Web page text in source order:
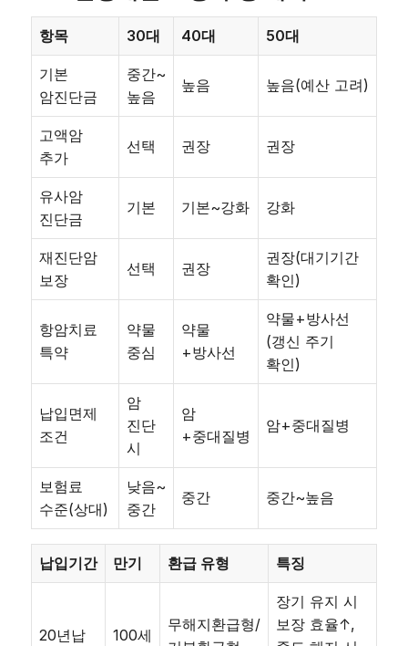
항목 30대 40대 50대
기본
암진단금
중간~
높음
높음 높음(예산 고려)
고액암
추가
선택 권장 권장
유사암
진단금
기본 기본~강화 강화
재진단암
보장
선택 권장
권장(대기기간
확인)
항암치료
특약
약물
중심
약물
+방사선
약물+방사선
(갱신 주기
확인)
납입면제
조건
암
진단
시
암
+중대질병
암+중대질병
보험료
수준(상대)
낮음~
중간
중간 중간~높음
납입기간 만기 환급 유형 특징
20년납 100세
무해지환급형/
장기 유지 시
보장 효율↑,